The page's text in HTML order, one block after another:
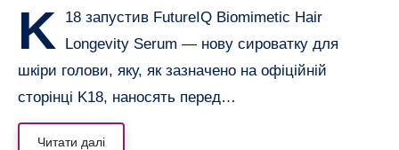
K
18 запустив FutureIQ Biomimetic Hair
Longevity Serum — нову сироватку для
шкіри голови, яку, як зазначено на офіційній
сторінці K18, наносять перед…
Читати далі